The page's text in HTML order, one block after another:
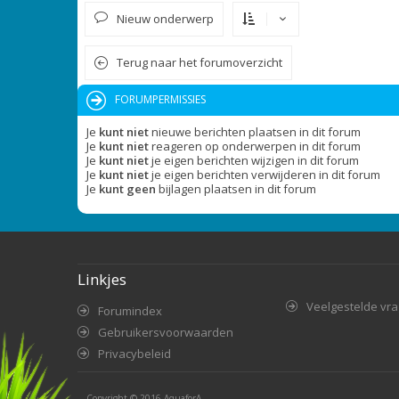
Nieuw onderwerp
Terug naar het forumoverzicht
FORUMPERMISSIES
Je kunt nietnieuwe berichten plaatsen in dit forum
Je kunt nietreageren op onderwerpen in dit forum
Je kunt nietje eigen berichten wijzigen in dit forum
Je kunt nietje eigen berichten verwijderen in dit forum
Je kunt geen bijlagen plaatsen in dit forum
Linkjes
Forumindex
Gebruikersvoorwaarden
Privacybeleid
Veelgestelde